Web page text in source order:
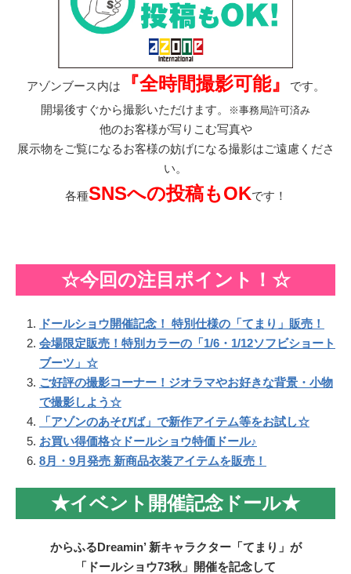
アゾンブース内は 『全時間撮影可能』
です。
開場後すぐから撮影いただけます。
※事務局許可済み
他のお客様が写りこむ写真や
展示物をご覧になるお客様の妨げになる撮影はご遠慮くださ
い。
各種SNSへの投稿もOKです！
☆今回の注目ポイント！☆
ドールショウ開催記念！ 特別仕様の「てまり」販売！
会場限定販売！特別カラーの「1/6・1/12ソフビショート
ブーツ」☆
ご好評の撮影コーナー！ジオラマやお好きな背景・小物
で撮影しよう☆
「アゾンのあそびば」で新作アイテム等をお試し☆
お買い得価格☆ドールショウ特価ドール♪
8月・9月発売 新商品衣装アイテムを販売！
★イベント開催記念ドール★
からふるDreamin’ 新キャラクター「てまり」が
「ドールショウ73秋」開催を記念して